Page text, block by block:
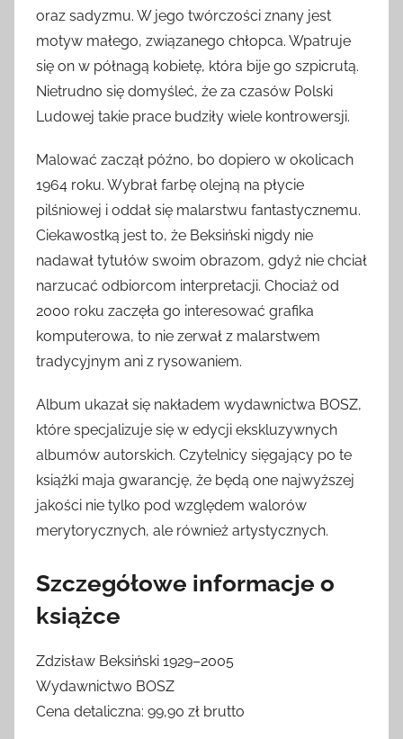
oraz sadyzmu. W jego twórczości znany jest
motyw małego, związanego chłopca. Wpatruje
się on w półnagą kobietę, która bije go szpicrutą.
Nietrudno się domyśleć, że za czasów Polski
Ludowej takie prace budziły wiele kontrowersji.
Malować zaczął późno, bo dopiero w okolicach
1964 roku. Wybrał farbę olejną na płycie
pilśniowej i oddał się malarstwu fantastycznemu.
Ciekawostką jest to, że Beksiński nigdy nie
nadawał tytułów swoim obrazom, gdyż nie chciał
narzucać odbiorcom interpretacji. Chociaż od
2000 roku zaczęła go interesować grafika
komputerowa, to nie zerwał z malarstwem
tradycyjnym ani z rysowaniem.
Album ukazał się nakładem wydawnictwa BOSZ,
które specjalizuje się w edycji ekskluzywnych
albumów autorskich. Czytelnicy sięgający po te
książki maja gwarancję, że będą one najwyższej
jakości nie tylko pod względem walorów
merytorycznych, ale również artystycznych.
Szczegółowe informacje o
książce
Zdzisław Beksiński 1929–2005
Wydawnictwo BOSZ
Cena detaliczna: 99,90 zł brutto